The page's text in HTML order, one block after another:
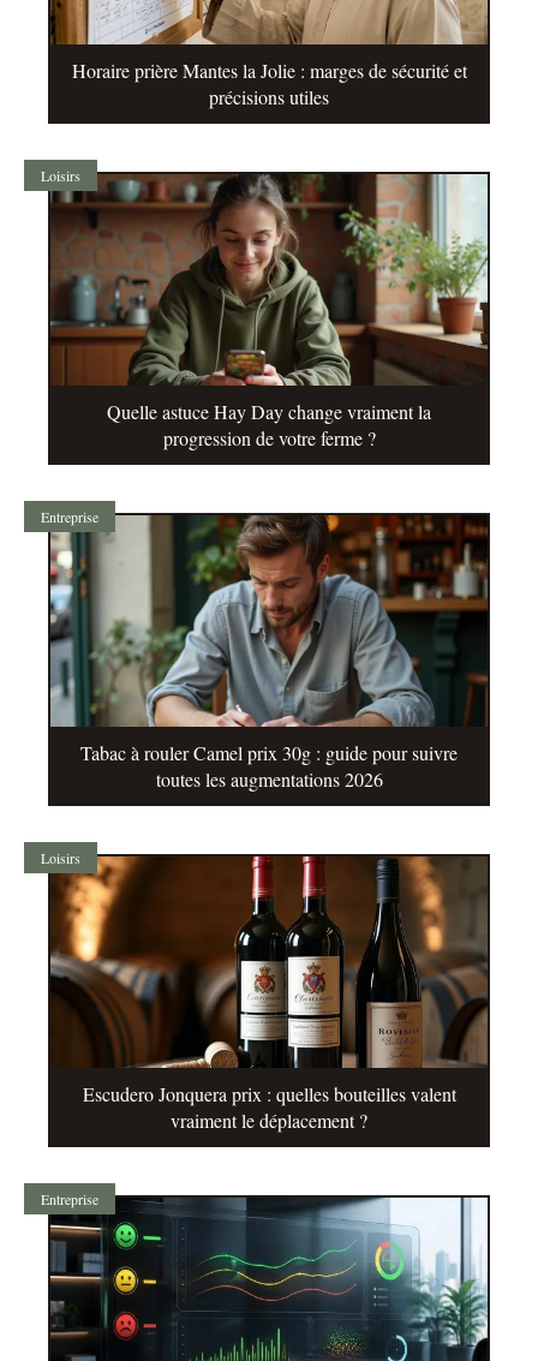
Horaire prière Mantes la Jolie : marges de sécurité et
précisions utiles
Loisirs
Quelle astuce Hay Day change vraiment la
progression de votre ferme ?
Entreprise
Tabac à rouler Camel prix 30g : guide pour suivre
toutes les augmentations 2026
Loisirs
Escudero Jonquera prix : quelles bouteilles valent
vraiment le déplacement ?
Entreprise